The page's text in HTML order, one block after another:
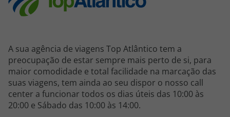
A sua agência de viagens Top Atlântico tem a
preocupação de estar sempre mais perto de si, para
maior comodidade e total facilidade na marcação das
suas viagens, tem ainda ao seu dispor o nosso call
center a funcionar todos os dias úteis das 10:00 às
20:00 e Sábado das 10:00 às 14:00.